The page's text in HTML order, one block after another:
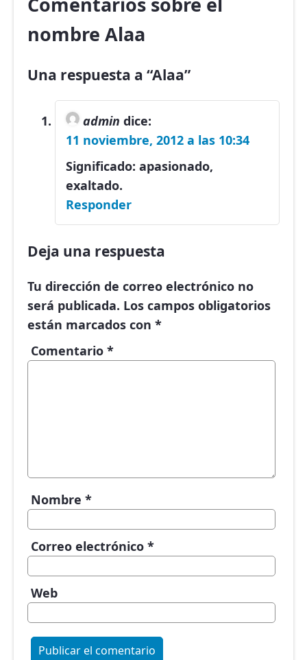
nombre Alaa
Una respuesta a “Alaa”
admin dice:
11 noviembre, 2012 a las 10:34
Significado: apasionado,
exaltado.
Responder
Deja una respuesta
Tu dirección de correo electrónico no
será publicada. Los campos obligatorios
están marcados con *
Comentario *
Nombre *
Correo electrónico *
Web